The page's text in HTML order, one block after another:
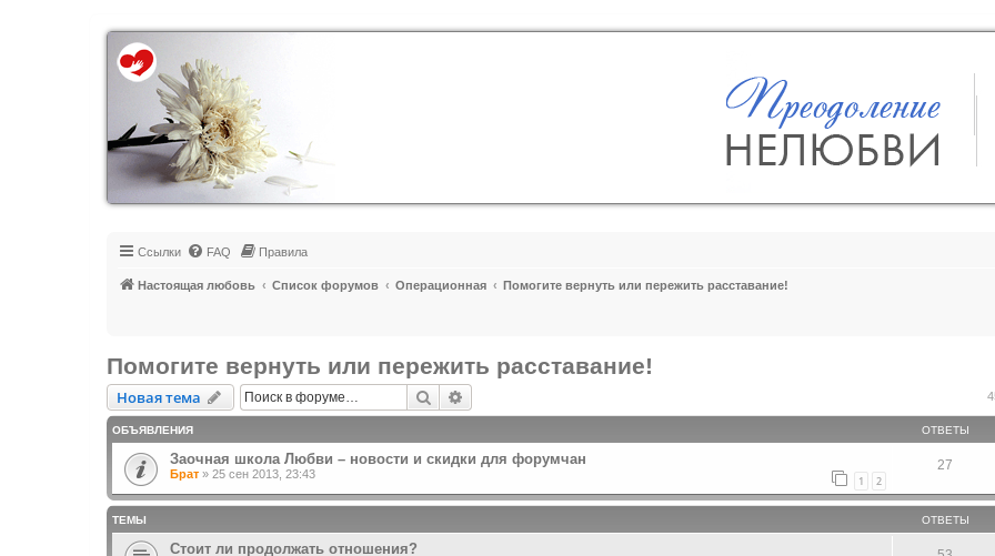
Регистрация
Ссылки FAQ Правила
Настоящая любовь Список форумов Операционная Помогите вернуть или пережить расставание!
Помогите вернуть или пережить расставание!
Новая тема
Новаятема Поиск
ОБЪЯВЛЕНИЯ ОТВЕТЫ
Заочная школа Любви – новости и скидки для форумчан
Брат » 25 сен 2013, 23:43 1 2
27
ТЕМЫ ОТВЕТЫ
Стоит ли продолжать отношения?